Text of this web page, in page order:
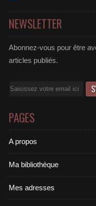
NEWSLETTER
Abonnez-vous pour être
articles publiés.
Email
PAGES
A propos
Ma bibliothèque
Mes adresses